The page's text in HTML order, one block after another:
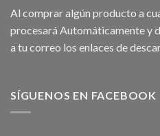
Al comprar algún producto a
procesará Automáticamente y
a tu correo los enlaces de
SÍGUENOS EN FACEBOOK